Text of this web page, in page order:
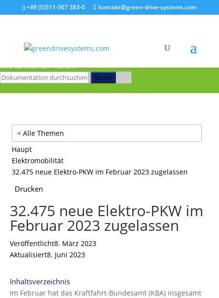
+49 (0)511-367 383-0 kontakt@green-drive-systems.com
Zum Hauptinhalt springen
Wie können wir helfen?
Suche
< Alle Themen
Haupt
Elektromobilität
32.475 neue Elektro-PKW im Februar 2023 zugelassen
Drucken
32.475 neue Elektro-PKW im
Februar 2023 zugelassen
Veröffentlicht8. März 2023
Aktualisiert8. Juni 2023
Inhaltsverzeichnis
Im Februar hat das Kraftfahrt-Bundesamt (KBA) insgesamt